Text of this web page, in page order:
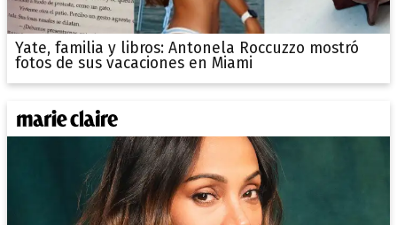
Yate, familia y libros: Antonela Roccuzzo mostró
fotos de sus vacaciones en Miami